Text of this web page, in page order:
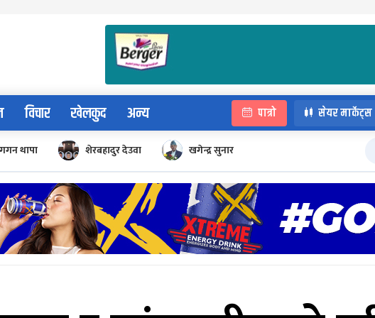
विचार खेलकुद अन्य पात्रो सेयर मार्केट्स
गगन थापा शेरबहादुर देउवा खगेन्द्र सुनार